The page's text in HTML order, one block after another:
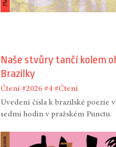
Naše stvůry tančí kolem
Brazilky
Čtení #2026 #4 #Čtení
Uvedení čísla k brazilské poezie
sedmi hodin v pražském Punctu.